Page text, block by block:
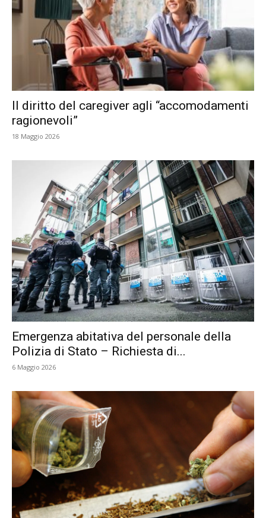
Il diritto del caregiver agli “accomodamenti
ragionevoli”
18 Maggio 2026
Emergenza abitativa del personale della
Polizia di Stato – Richiesta di...
6 Maggio 2026